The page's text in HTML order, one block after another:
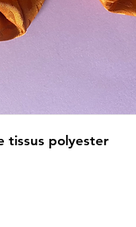
tissus polyester